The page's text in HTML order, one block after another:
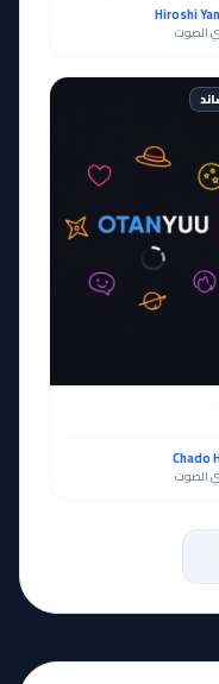
Hiroshi
الصوت
Chado
الصوت